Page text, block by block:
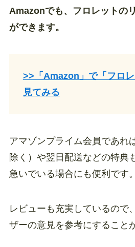
Amazonでも、フロレットの
ができます。
>>「Amazon」で「フロ
見てみる
アマゾンプライム会員であれ
除く）や翌日配送などの特典
急いでいる場合にも便利です。
レビューも充実しているので
ザーの意見を参考にすること